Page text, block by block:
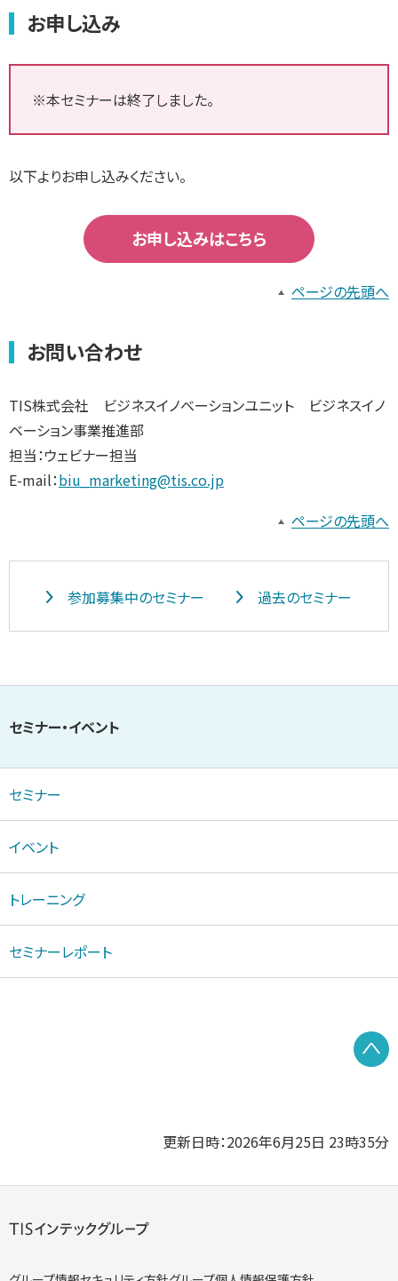
お申し込み
※本セミナーは終了しました。
以下よりお申し込みください。
お申し込みはこちら
ページの先頭へ
お問い合わせ
TIS株式会社 ビジネスイノベーションユニット ビジネスイノ
ベーション事業推進部
担当：ウェビナー担当
E-mail：biu_marketing@tis.co.jp
ページの先頭へ
参加募集中のセミナー 過去のセミナー
セミナー・イベント
セミナー
イベント
トレーニング
セミナーレポート
更新日時：2026年6月25日 23時35分